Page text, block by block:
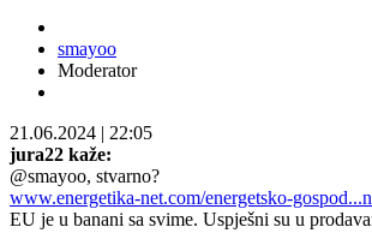
smayoo
Moderator
21.06.2024 | 22:05
jura22 kaže:
@smayoo, stvarno?
www.energetika-net.com/energetsko-
EU je u banani sa svime. Uspješni su u